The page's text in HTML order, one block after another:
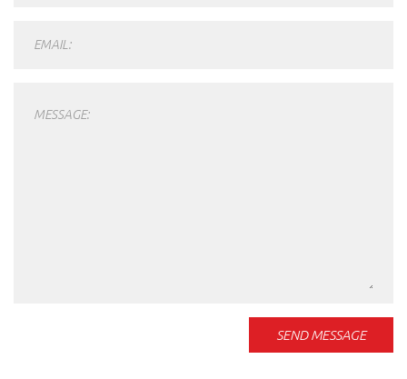
EMAIL:
MESSAGE:
SEND MESSAGE